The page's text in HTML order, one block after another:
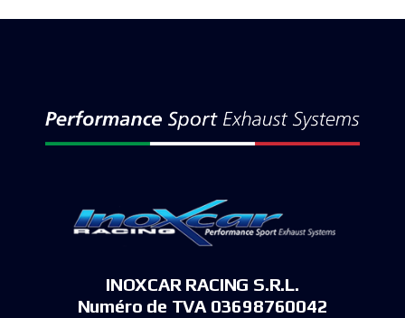
INOXCAR RACING S.R.L.
Numéro de TVA 03698760042